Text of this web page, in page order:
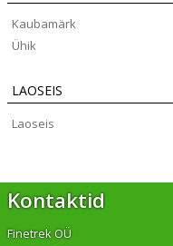
Kaubamärk
Ühik
LAOSEIS
Laoseis
Kontaktid
Finetrek OÜ